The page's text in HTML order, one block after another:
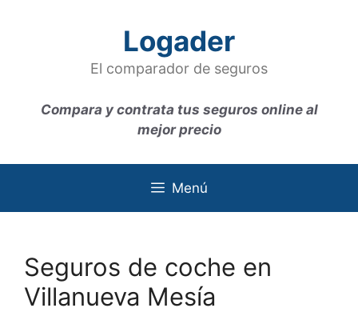
Logader
El comparador de seguros
Compara y contrata tus seguros online al
mejor precio
Menú
Seguros de coche en
Villanueva Mesía